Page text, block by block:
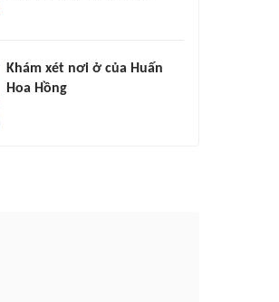
Khám xét nơi ở của Huấn
Hoa Hồng